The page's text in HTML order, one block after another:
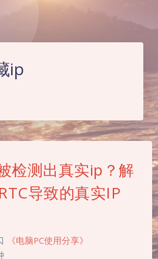
ip
检测出真实ip？解
导致的真实IP
《电脑PC使用分享》